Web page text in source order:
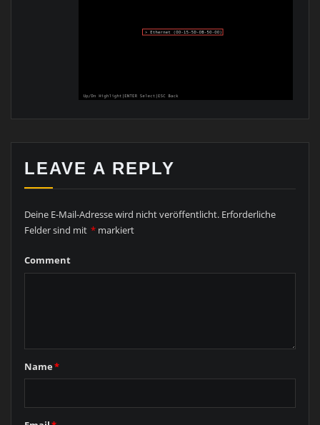
LEAVE A REPLY
Deine E-Mail-Adresse wird nicht veröffentlicht. Erforderliche
Felder sind mit * markiert
Comment
Name*